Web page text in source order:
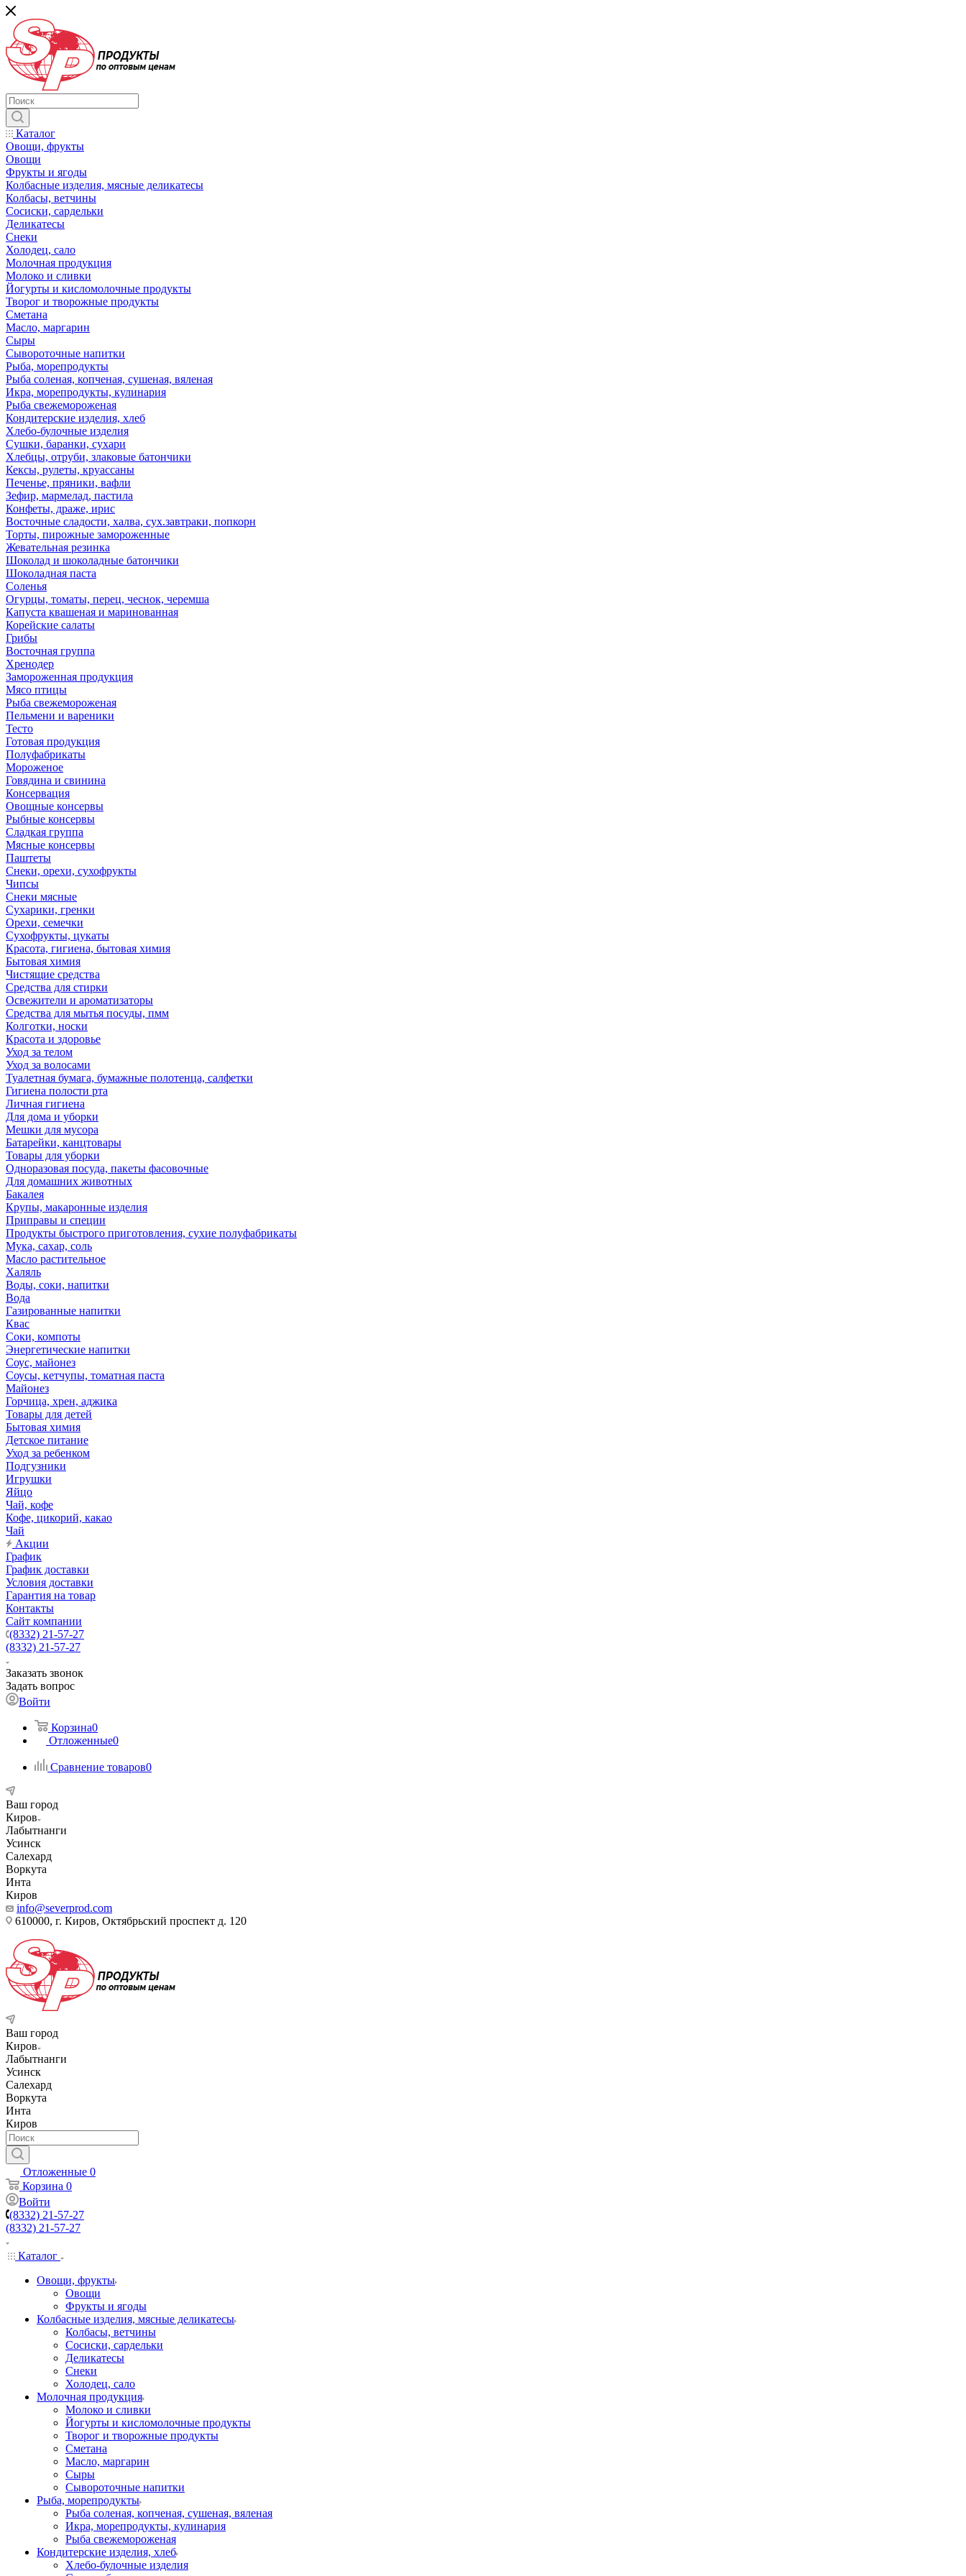
Каталог
Овощи, фрукты
Овощи
Фрукты и ягоды
Колбасные изделия, мясные деликатесы
Колбасы, ветчины
Сосиски, сардельки
Деликатесы
Снеки
Холодец, сало
Молочная продукция
Молоко и сливки
Йогурты и кисломолочные продукты
Творог и творожные продукты
Сметана
Масло, маргарин
Сыры
Сывороточные напитки
Рыба, морепродукты
Рыба соленая, копченая, сушеная, вяленая
Икра, морепродукты, кулинария
Рыба свежемороженая
Кондитерские изделия, хлеб
Хлебо-булочные изделия
Сушки, баранки, сухари
Хлебцы, отруби, злаковые батончики
Кексы, рулеты, круассаны
Печенье, пряники, вафли
Зефир, мармелад, пастила
Конфеты, драже, ирис
Восточные сладости, халва, сух.завтраки, попкорн
Торты, пирожные замороженные
Жевательная резинка
Шоколад и шоколадные батончики
Шоколадная паста
Соленья
Огурцы, томаты, перец, чеснок, черемша
Капуста квашеная и маринованная
Корейские салаты
Грибы
Восточная группа
Хренодер
Замороженная продукция
Мясо птицы
Рыба свежемороженая
Пельмени и вареники
Тесто
Готовая продукция
Полуфабрикаты
Мороженое
Говядина и свинина
Консервация
Овощные консервы
Рыбные консервы
Сладкая группа
Мясные консервы
Паштеты
Снеки, орехи, сухофрукты
Чипсы
Снеки мясные
Сухарики, гренки
Орехи, семечки
Сухофрукты, цукаты
Красота, гигиена, бытовая химия
Бытовая химия
Чистящие средства
Средства для стирки
Освежители и ароматизаторы
Средства для мытья посуды, пмм
Колготки, носки
Красота и здоровье
Уход за телом
Уход за волосами
Туалетная бумага, бумажные полотенца, салфетки
Гигиена полости рта
Личная гигиена
Для дома и уборки
Мешки для мусора
Батарейки, канцтовары
Товары для уборки
Одноразовая посуда, пакеты фасовочные
Для домашних животных
Бакалея
Крупы, макаронные изделия
Приправы и специи
Продукты быстрого приготовления, сухие полуфабрикаты
Мука, сахар, соль
Масло растительное
Халяль
Воды, соки, напитки
Вода
Газированные напитки
Квас
Соки, компоты
Энергетические напитки
Соус, майонез
Соусы, кетчупы, томатная паста
Майонез
Горчица, хрен, аджика
Товары для детей
Бытовая химия
Детское питание
Уход за ребенком
Подгузники
Игрушки
Яйцо
Чай, кофе
Кофе, цикорий, какао
Чай
Акции
График
График доставки
Условия доставки
Гарантия на товар
Контакты
Сайт компании
(8332) 21-57-27
(8332) 21-57-27
Заказать звонок
Задать вопрос
Войти
Корзина0
Отложенные0
Сравнение товаров0
Ваш город
Киров
Лабытнанги
Усинск
Салехард
Воркута
Инта
Киров
info@severprod.com
610000, г. Киров, Октябрьский проспект д. 120
Ваш город
Киров
Лабытнанги
Усинск
Салехард
Воркута
Инта
Киров
Отложенные 0
Корзина 0
Войти
(8332) 21-57-27
(8332) 21-57-27
Каталог
Овощи, фрукты
Овощи
Фрукты и ягоды
Колбасные изделия, мясные деликатесы
Колбасы, ветчины
Сосиски, сардельки
Деликатесы
Снеки
Холодец, сало
Молочная продукция
Молоко и сливки
Йогурты и кисломолочные продукты
Творог и творожные продукты
Сметана
Масло, маргарин
Сыры
Сывороточные напитки
Рыба, морепродукты
Рыба соленая, копченая, сушеная, вяленая
Икра, морепродукты, кулинария
Рыба свежемороженая
Кондитерские изделия, хлеб
Хлебо-булочные изделия